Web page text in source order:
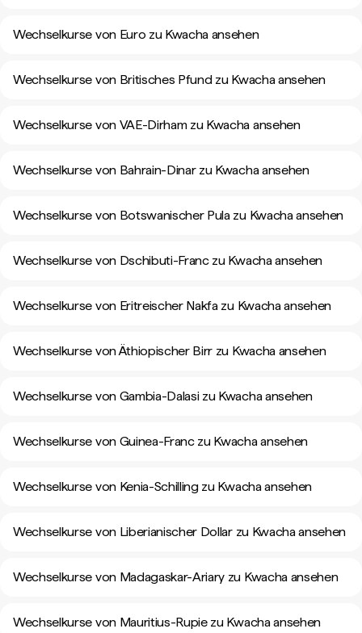
Wechselkurse von Euro zu Kwacha ansehen
Wechselkurse von Britisches Pfund zu Kwacha ansehen
Wechselkurse von VAE-Dirham zu Kwacha ansehen
Wechselkurse von Bahrain-Dinar zu Kwacha ansehen
Wechselkurse von Botswanischer Pula zu Kwacha ansehen
Wechselkurse von Dschibuti-Franc zu Kwacha ansehen
Wechselkurse von Eritreischer Nakfa zu Kwacha ansehen
Wechselkurse von Äthiopischer Birr zu Kwacha ansehen
Wechselkurse von Gambia-Dalasi zu Kwacha ansehen
Wechselkurse von Guinea-Franc zu Kwacha ansehen
Wechselkurse von Kenia-Schilling zu Kwacha ansehen
Wechselkurse von Liberianischer Dollar zu Kwacha ansehen
Wechselkurse von Madagaskar-Ariary zu Kwacha ansehen
Wechselkurse von Mauritius-Rupie zu Kwacha ansehen